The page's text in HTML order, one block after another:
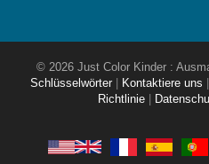
© 2026 Just Color Kinder :
Schlüsselwörter
Kontaktiere uns
Richtlinie